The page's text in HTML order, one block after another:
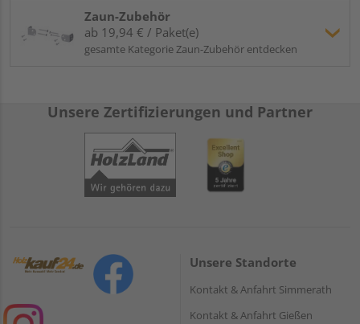
Zaun-Zubehör
ab 19,94 € / Paket(e)
gesamte Kategorie Zaun-Zubehör entdecken
Unsere Zertifizierungen und Partner
Unsere Standorte
Kontakt & Anfahrt Simmerath
Kontakt & Anfahrt Gießen